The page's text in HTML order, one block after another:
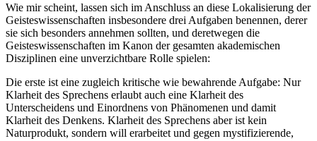
Wie mir scheint, lassen sich im Anschluss an diese Lokalisierung der
Geisteswissenschaften insbesondere drei Aufgaben benennen, derer
sie sich besonders annehmen sollten, und deretwegen die
Geisteswissenschaften im Kanon der gesamten akademischen
Disziplinen eine unverzichtbare Rolle spielen:
Die erste ist eine zugleich kritische wie bewahrende Aufgabe: Nur
Klarheit des Sprechens erlaubt auch eine Klarheit des
Unterscheidens und Einordnens von Phänomenen und damit
Klarheit des Denkens. Klarheit des Sprechens aber ist kein
Naturprodukt, sondern will erarbeitet und gegen mystifizierende,